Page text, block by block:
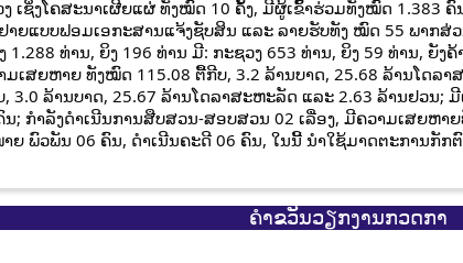
ເຊິ່ງໂຄສະນາເຜີຍແຜ່ ທັງໝົດ 10 ຄັ້ງ, ມີຜູ້ເຂົ້າຮ່ວມທັງໝົດ
າຍແບບຟອມເອກະສານແຈ້ງຊັບສິນ ແລະ ລາຍຮັບທັງ ໝົດ 55 ພາກ
ທ່ານ, ຍິງ 196 ທ່ານ ມີ: ກະຊວງ 653 ທ່ານ, ຍິງ 59 ທ່ານ, ຍັງ
ເສຍຫາຍ ທັງໝົດ 115.08 ຕື້ກີບ, 3.2 ລ້ານບາດ, 25.68 ລ້ານໂດລ
3.0 ລ້ານບາດ, 25.67 ລ້ານໂດລາສະຫະລັດ ແລະ 2.63 ລ້ານຢວນ
; ກໍາລັງດໍາເນີນການສືບສວນ-ສອບສວນ 02 ເລື່ອງ, ມີຄວາມເສຍຫ
ຍ ພົວພັນ 06 ຄົນ, ດໍາເນີນຄະດີ 06 ຄົນ, ໃນນີ້ ນໍາໃຊ້ມາດຕະການກັກ
ຄຳຂວັນວຽກງານກວດກາ